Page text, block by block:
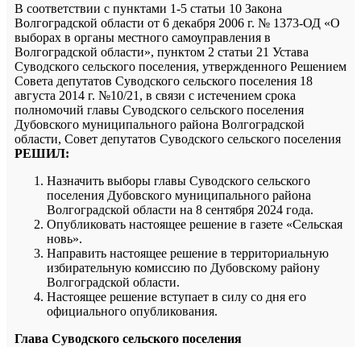
В соответствии с пунктами 1-5 статьи 10 Закона
Волгоградской области от 6 декабря 2006 г. № 1373-ОД «О
выборах в органы местного самоуправления в
Волгоградской области», пунктом 2 статьи 21 Устава
Суводского сельского поселения, утвержденного Решением
Совета депутатов Суводского сельского поселения 18
августа 2014 г. №10/21, в связи с истечением срока
полномочий главы Суводского сельского поселения
Дубовского муниципального района Волгоградской
области, Совет депутатов Суводского сельского поселения
РЕШИЛ:
Назначить выборы главы Суводского сельского
поселения Дубовского муниципального района
Волгоградской области на 8 сентября 2024 года.
Опубликовать настоящее решение в газете «Сельская
новь».
Направить настоящее решение в территориальную
избирательную комиссию по Дубовскому району
Волгоградской области.
Настоящее решение вступает в силу со дня его
официального опубликования.
Глава Суводского сельского поселения